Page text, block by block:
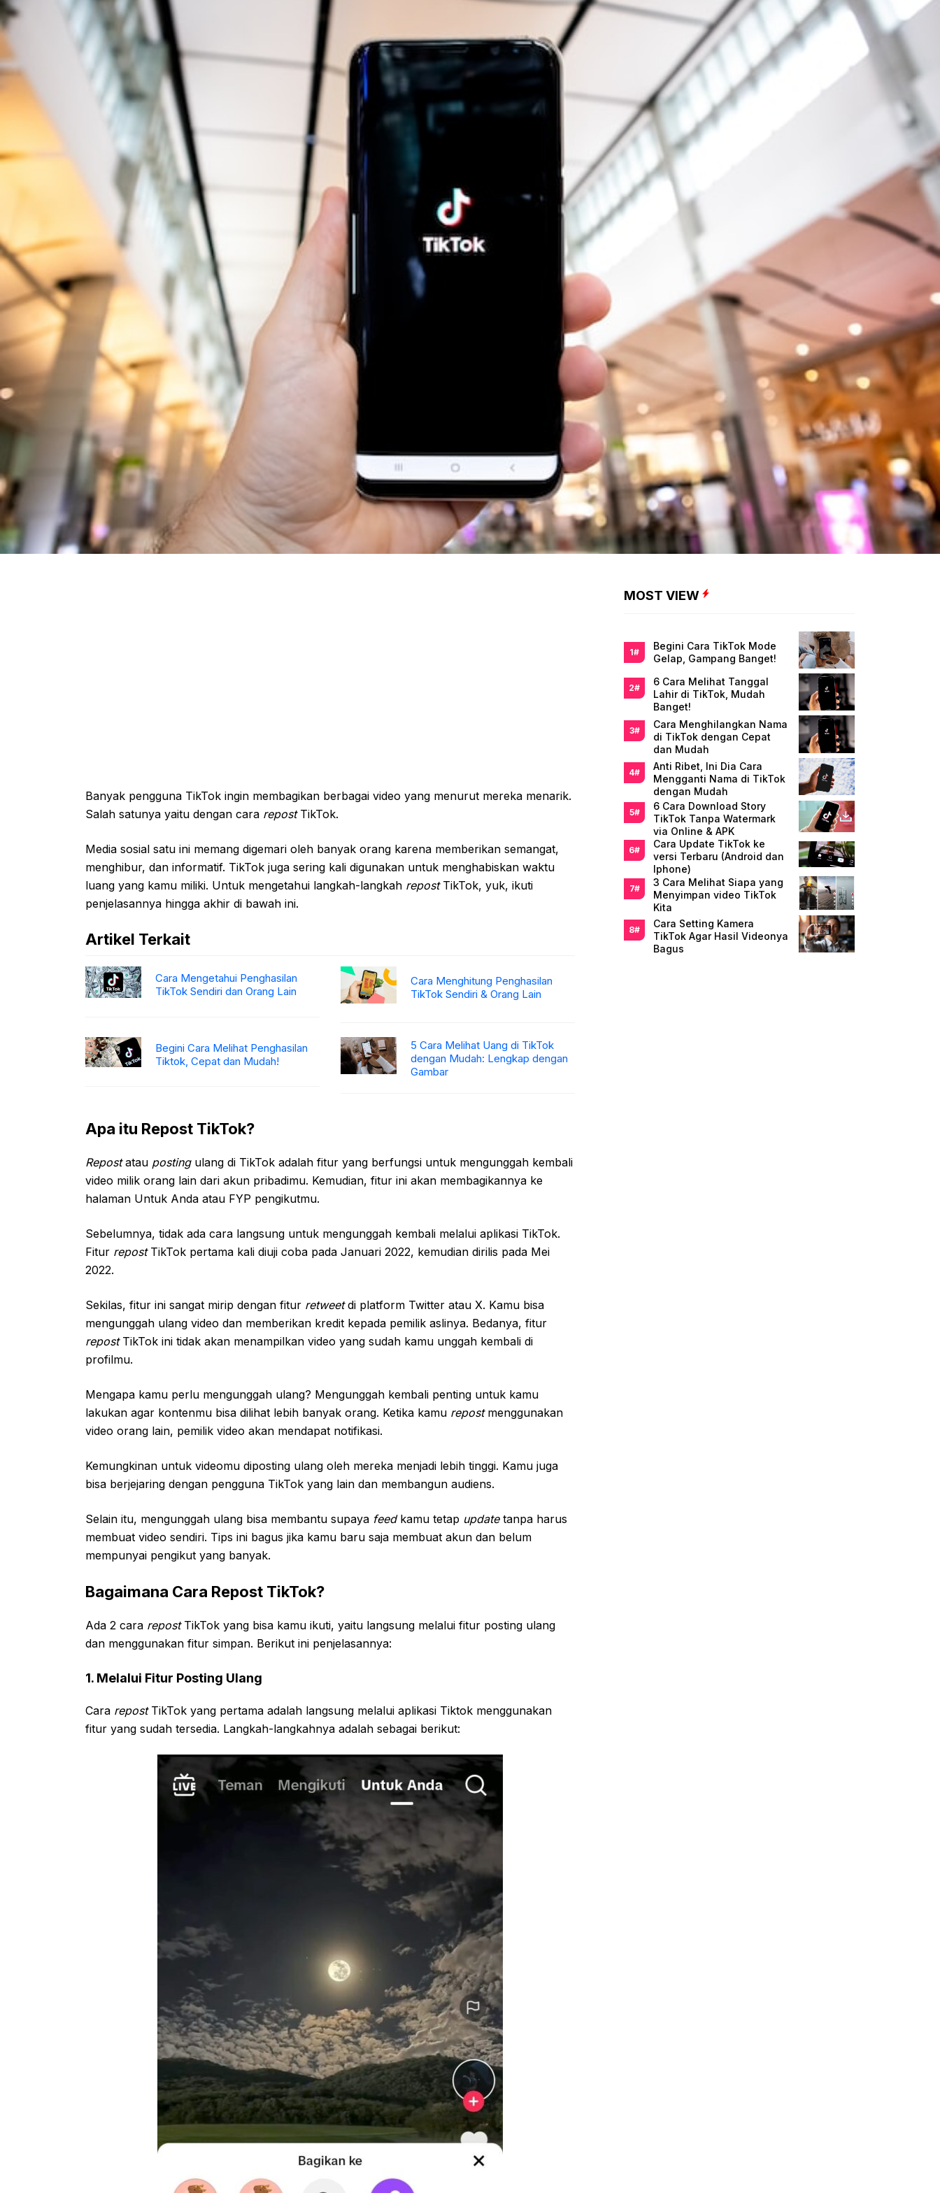
Banyak pengguna TikTok ingin membagikan berbagai video yang menurut mereka menarik.
Salah satunya yaitu dengan cara repostTikTok.
Media sosial satu ini memang digemari oleh banyak orang karena memberikan semangat,
menghibur, dan informatif. TikTok juga sering kali digunakan untuk menghabiskan waktu
luang yang kamu miliki. Untuk mengetahui langkah-langkah repostTikTok, yuk, ikuti
penjelasannya hingga akhir di bawah ini.
Artikel Terkait
Cara Mengetahui Penghasilan
TikTok Sendiri dan Orang Lain
Cara Menghitung Penghasilan
TikTok Sendiri & Orang Lain
Begini Cara Melihat Penghasilan
Tiktok, Cepat dan Mudah!
5 Cara Melihat Uang di TikTok
dengan Mudah: Lengkap dengan
Gambar
Apa itu Repost TikTok?
Repostatau posting ulang di TikTok adalah fitur yang berfungsi untuk mengunggah kembali
video milik orang lain dari akun pribadimu. Kemudian, fitur ini akan membagikannya ke
halaman Untuk Anda atau FYP pengikutmu.
Sebelumnya, tidak ada cara langsung untuk mengunggah kembali melalui aplikasi TikTok.
Fitur repost TikTok pertama kali diuji coba pada Januari 2022, kemudian dirilis pada Mei
2022.
Sekilas, fitur ini sangat mirip dengan fitur retweetdi platform Twitter atau X. Kamu bisa
mengunggah ulang video dan memberikan kredit kepada pemilik aslinya. Bedanya, fitur
repostTikTok ini tidak akan menampilkan video yang sudah kamu unggah kembali di
profilmu.
Mengapa kamu perlu mengunggah ulang? Mengunggah kembali penting untuk kamu
lakukan agar kontenmu bisa dilihat lebih banyak orang. Ketika kamu repostmenggunakan
video orang lain, pemilik video akan mendapat notifikasi.
Kemungkinan untuk videomu diposting ulang oleh mereka menjadi lebih tinggi. Kamu juga
bisa berjejaring dengan pengguna TikTok yang lain dan membangun audiens.
Selain itu, mengunggah ulang bisa membantu supaya feedkamu tetap updatetanpa harus
membuat video sendiri. Tips ini bagus jika kamu baru saja membuat akun dan belum
mempunyai pengikut yang banyak.
Bagaimana Cara Repost TikTok?
Ada 2 cara repostTikTok yang bisa kamu ikuti, yaitu langsung melalui fitur posting ulang
dan menggunakan fitur simpan. Berikut ini penjelasannya:
1. Melalui Fitur Posting Ulang
Cara repostTikTok yang pertama adalah langsung melalui aplikasi Tiktok menggunakan
fitur yang sudah tersedia. Langkah-langkahnya adalah sebagai berikut:
MOST VIEW
Begini Cara TikTok Mode
Gelap, Gampang Banget!
6 Cara Melihat Tanggal
Lahir di TikTok, Mudah
Banget!
Cara Menghilangkan Nama
di TikTok dengan Cepat
dan Mudah
Anti Ribet, Ini Dia Cara
Mengganti Nama di TikTok
dengan Mudah
6 Cara Download Story
TikTok Tanpa Watermark
via Online & APK
Cara Update TikTok ke
versi Terbaru (Android dan
Iphone)
3 Cara Melihat Siapa yang
Menyimpan video TikTok
Kita
Cara Setting Kamera
TikTok Agar Hasil Videonya
Bagus